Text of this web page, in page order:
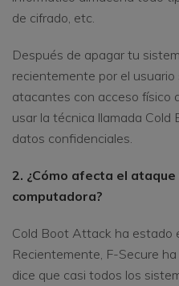
de cifrado, etc.
Después de apagar tu
recientemente por el
atacantes con acceso físico
usar la técnica llamada
datos confidenciales.
2. ¿Cómo afecta el
computadora?
Cold Boot Attack ha estado
Recientemente, F-Secure
dice que casi todos los